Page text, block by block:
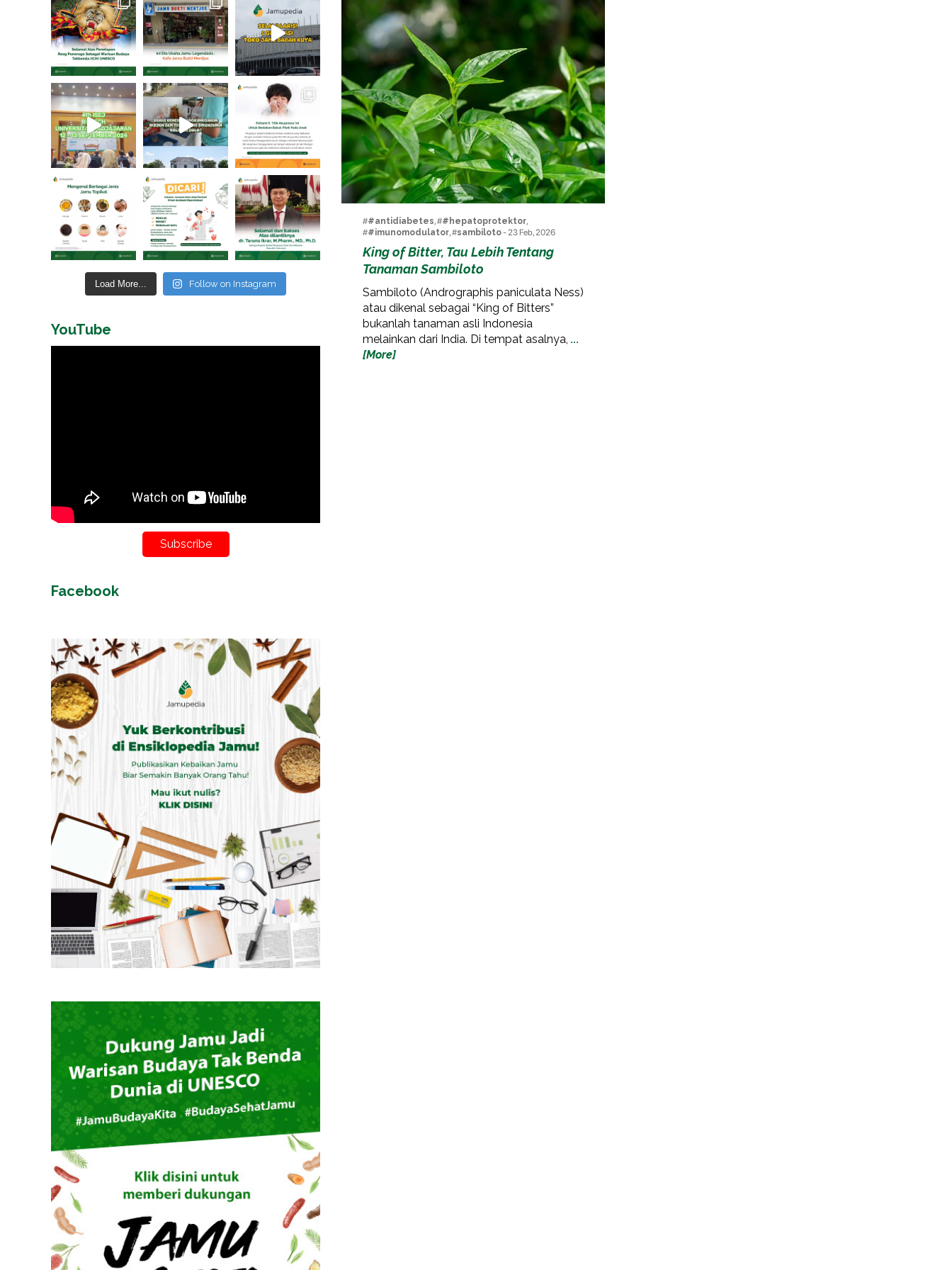
##antidiabetes, ##hepatoprotektor,
##imunomodulator, #sambiloto- 23 Feb, 2026
King of Bitter, Tau Lebih Tentang
Tanaman Sambiloto
Sambiloto (Andrographis paniculata Ness)
atau dikenal sebagai “King of Bitters”
bukanlah tanaman asli Indonesia
melainkan dari India. Di tempat asalnya, ...
[More]
Load More... Follow on Instagram
YouTube
Subscribe
Facebook